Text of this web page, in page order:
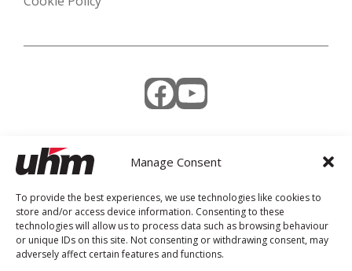
Manage Consent
To provide the best experiences, we use technologies like cookies to
store and/or access device information. Consenting to these
technologies will allow us to process data such as browsing behaviour
or unique IDs on this site. Not consenting or withdrawing consent, may
adversely affect certain features and functions.
Facebook
YouTube
Weekly Newsletter